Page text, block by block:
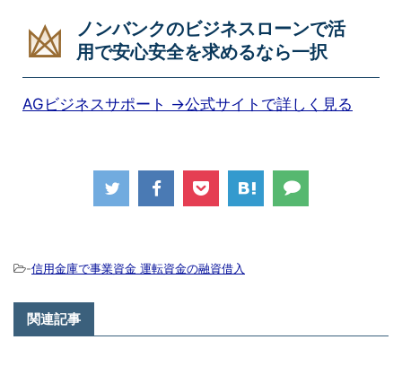
ノンバンクのビジネスローンで活
用で安心安全を求めるなら一択
AGビジネスサポート →公式サイトで詳しく見る
-信用金庫で事業資金 運転資金の融資借入
関連記事